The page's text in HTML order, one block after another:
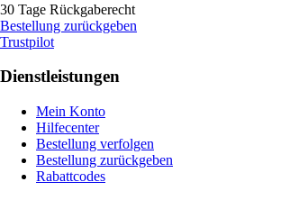
30 Tage Rückgaberecht
Bestellung zurückgeben
Trustpilot
Dienstleistungen
Mein Konto
Hilfecenter
Bestellung verfolgen
Bestellung zurückgeben
Rabattcodes